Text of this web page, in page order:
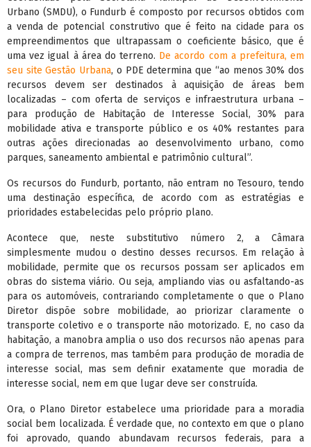
Urbano (SMDU), o Fundurb é composto por recursos obtidos com
a venda de potencial construtivo que é feito na cidade para os
empreendimentos que ultrapassam o coeficiente básico, que é
uma vez igual à área do terreno. De acordo com a prefeitura, em
seu site Gestão Urbana, o PDE determina que “ao menos 30% dos
recursos devem ser destinados à aquisição de áreas bem
localizadas – com oferta de serviços e infraestrutura urbana –
para produção de Habitação de Interesse Social, 30% para
mobilidade ativa e transporte público e os 40% restantes para
outras ações direcionadas ao desenvolvimento urbano, como
parques, saneamento ambiental e patrimônio cultural”.
Os recursos do Fundurb, portanto, não entram no Tesouro, tendo
uma destinação específica, de acordo com as estratégias e
prioridades estabelecidas pelo próprio plano.
Acontece que, neste substitutivo número 2, a Câmara
simplesmente mudou o destino desses recursos. Em relação à
mobilidade, permite que os recursos possam ser aplicados em
obras do sistema viário. Ou seja, ampliando vias ou asfaltando-as
para os automóveis, contrariando completamente o que o Plano
Diretor dispõe sobre mobilidade, ao priorizar claramente o
transporte coletivo e o transporte não motorizado. E, no caso da
habitação, a manobra amplia o uso dos recursos não apenas para
a compra de terrenos, mas também para produção de moradia de
interesse social, mas sem definir exatamente que moradia de
interesse social, nem em que lugar deve ser construída.
Ora, o Plano Diretor estabelece uma prioridade para a moradia
social bem localizada. É verdade que, no contexto em que o plano
foi aprovado, quando abundavam recursos federais, para a